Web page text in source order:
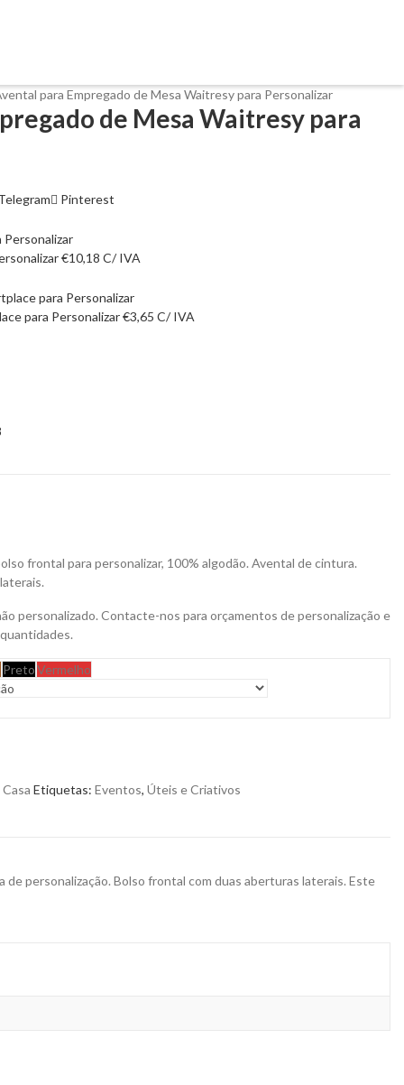
para Empregado de Mesa Waitresy para Personalizar
de Mesa Waitresy para
Pinterest
€10,18 C/ IVA
para Personalizar€3,65 C/ IVA
frontal para personalizar, 100% algodão. Avental de cintura.
personalizado. Contacte-nos para orçamentos de personalização e
PretoVermelho
Casa Etiquetas: Eventos, Úteis e Criativos
personalização. Bolso frontal com duas aberturas laterais. Este